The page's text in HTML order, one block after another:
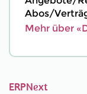
Abos/
Mehr über
ERPNext